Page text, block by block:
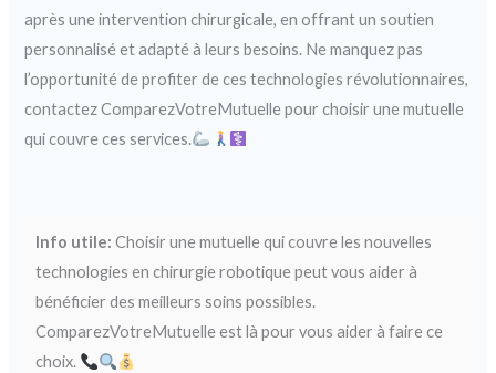
après une intervention chirurgicale, en offrant un soutien
personnalisé et adapté à leurs besoins. Ne manquez pas
l’opportunité de profiter de ces technologies révolutionnaires,
contactez ComparezVotreMutuelle pour choisir une mutuelle
qui couvre ces services.
Info utile: Choisir une mutuelle qui couvre les nouvelles
technologies en chirurgie robotique peut vous aider à
bénéficier des meilleurs soins possibles.
ComparezVotreMutuelle est là pour vous aider à faire ce
choix.